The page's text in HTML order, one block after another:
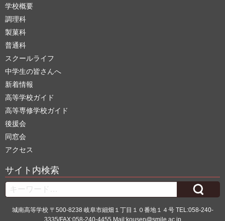
学校概要
調理科
製菓科
普通科
スクールライフ
中学生の皆さんへ
新着情報
高等学校ガイド
高等専修学校ガイド
後援会
同窓会
アクセス
サイト内検索
Search
城南高等学校 〒500-8238 岐阜市細畑１丁目１０番地１４号 TEL:058-240-
3335/FAX:058-240-4455 Mail:kousen@smile.ac.jp